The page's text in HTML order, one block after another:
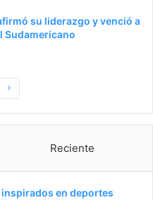
su liderazgo y venció a
Sudamericano
Siguiente
Reciente
inspirados en deportes